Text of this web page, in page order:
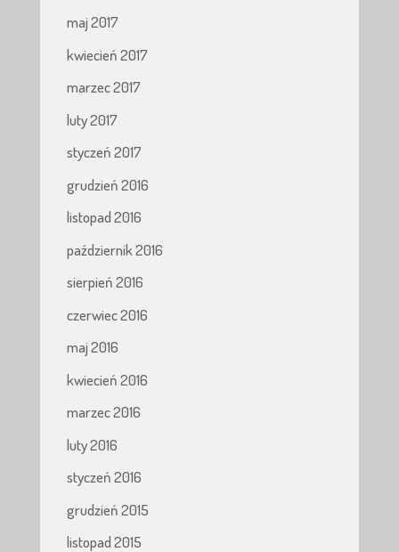
maj 2017
kwiecień 2017
marzec 2017
luty 2017
styczeń 2017
grudzień 2016
listopad 2016
październik 2016
sierpień 2016
czerwiec 2016
maj 2016
kwiecień 2016
marzec 2016
luty 2016
styczeń 2016
grudzień 2015
listopad 2015